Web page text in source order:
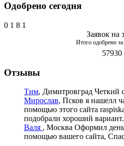
Одобрено сегодня
0 1 8 1
Заявок на
Итого одобрено
57930
Отзывы
Тим, Димитровград Четкий
Мирослав, Псков я нашелл
помощью этого сайта
подобрали хороший
Валя , Москва Оформил
помощью вашего сайта,